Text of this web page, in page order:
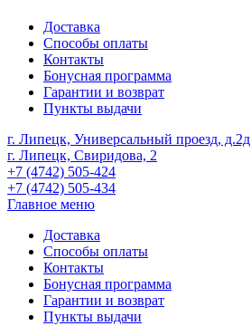
Доставка
Способы оплаты
Контакты
Бонусная программа
Гарантии и возврат
Пункты выдачи
г. Липецк, Универсальный проезд, д.2д
г. Липецк, Свиридова, 2
+7 (4742) 505-424
+7 (4742) 505-434
Главное меню
Доставка
Способы оплаты
Контакты
Бонусная программа
Гарантии и возврат
Пункты выдачи